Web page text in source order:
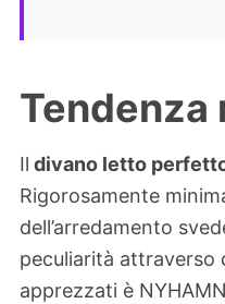
Tendenza
Il divano letto
Rigorosamente
dell’arredamento
peculiarità attraverso
apprezzati è